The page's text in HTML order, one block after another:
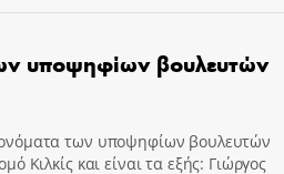
υποψηφίων βουλευτών
των υποψηφίων βουλευτών
Κιλκίς και είναι τα εξής: Γιώργος